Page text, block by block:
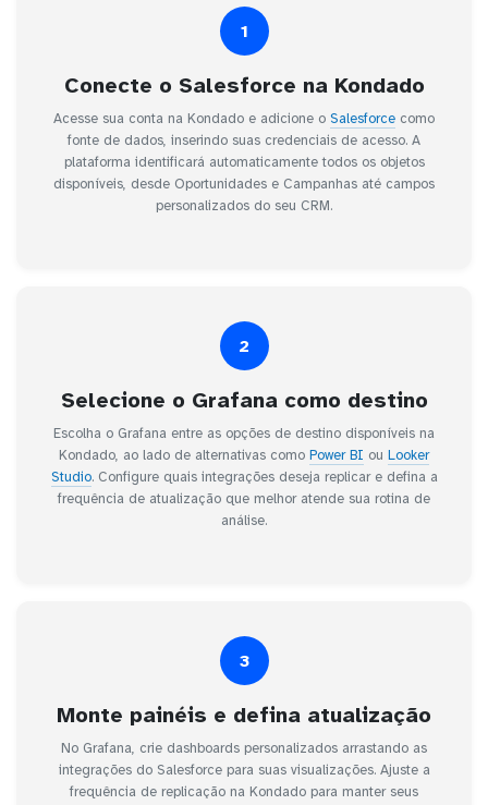
1
Conecte o Salesforce na Kondado
Acesse sua conta na Kondado e adicione o Salesforce como
fonte de dados, inserindo suas credenciais de acesso. A
plataforma identificará automaticamente todos os objetos
disponíveis, desde Oportunidades e Campanhas até campos
personalizados do seu CRM.
2
Selecione o Grafana como destino
Escolha o Grafana entre as opções de destino disponíveis na
Kondado, ao lado de alternativas como Power BI ou Looker
Studio. Configure quais integrações deseja replicar e defina a
frequência de atualização que melhor atende sua rotina de
análise.
3
Monte painéis e defina atualização
No Grafana, crie dashboards personalizados arrastando as
integrações do Salesforce para suas visualizações. Ajuste a
frequência de replicação na Kondado para manter seus